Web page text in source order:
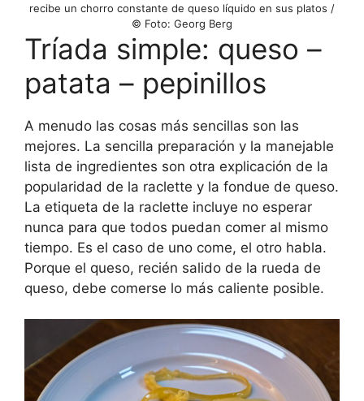
recibe un chorro constante de queso líquido en sus platos /
© Foto: Georg Berg
Tríada simple: queso –
patata – pepinillos
A menudo las cosas más sencillas son las
mejores. La sencilla preparación y la manejable
lista de ingredientes son otra explicación de la
popularidad de la raclette y la fondue de queso.
La etiqueta de la raclette incluye no esperar
nunca para que todos puedan comer al mismo
tiempo. Es el caso de uno come, el otro habla.
Porque el queso, recién salido de la rueda de
queso, debe comerse lo más caliente posible.